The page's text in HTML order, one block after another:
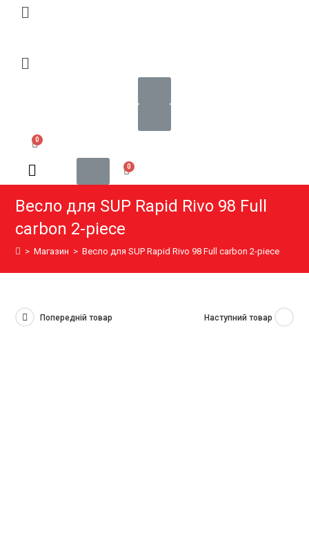
Весло для SUP Rapid Rivo 98 Full
carbon 2-piece
> Магазин > Весло для SUP Rapid Rivo 98 Full carbon 2-piece
Попередній товар Наступний товар